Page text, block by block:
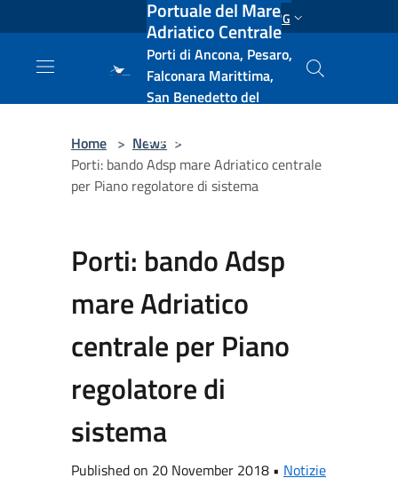
Salta al contenuto principale ENG
Portuale del Mare
Adriatico Centrale
Porti di Ancona, Pesaro,
Falconara Marittima,
San Benedetto del
e Vasto
Home > News >
Porti: bando Adsp mare Adriatico centrale
per Piano regolatore di sistema
Porti: bando Adsp
mare Adriatico
centrale per Piano
regolatore di
sistema
Published on 20 November 2018 • Notizie